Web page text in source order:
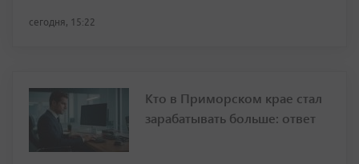
сегодня, 15:22
Кто в Приморском крае стал
зарабатывать больше: ответ